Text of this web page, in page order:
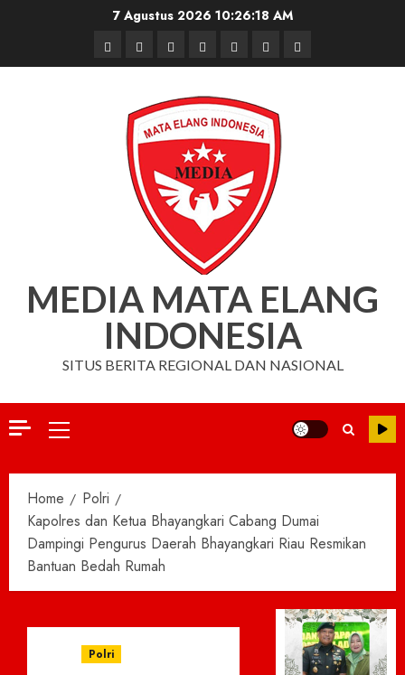
7 Agustus 2026 10:26:19 AM
BerandaNasionalDaerahHukum
dan
Kriminal
Pendidikan
Box
Redaksi
Iklan
MEDIA MATA ELANG
INDONESIA
SITUS BERITA REGIONAL DAN NASIONAL
Primary
Home
Polri
Kapolres dan Ketua Bhayangkari Cabang Dumai
Dampingi Pengurus Daerah Bhayangkari Riau Resmikan
Bantuan Bedah Rumah
Polri